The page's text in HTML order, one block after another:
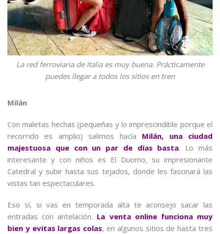
La red ferroviaria de Italia es muy buena. Prácticamente
puedes llegar a todos los sitios en tren
Milán
Con maletas hechas (pequeñas y lo imprescindible porque el
recorrido es amplio) salimos hacía Milán, una ciudad
majestuosa que con un par de días basta. Lo más
interesante y con niños es El Duomo, su impresionante
Catedral y subir hasta sus tejados, donde les fascinará las
vistas tan espectaculares.
Eso sí, si vas en temporada alta te aconsejo sacar las
entradas con antelación. La venta online funciona muy
bien y evitas largas colas, en algunos sitios de hasta tres